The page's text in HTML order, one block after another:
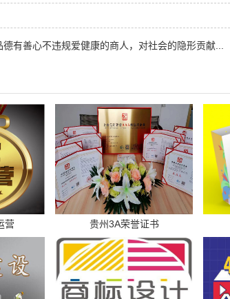
有善心不违规爱健康的商人，对社会的隐形贡献...
营 贵州3A荣誉证书